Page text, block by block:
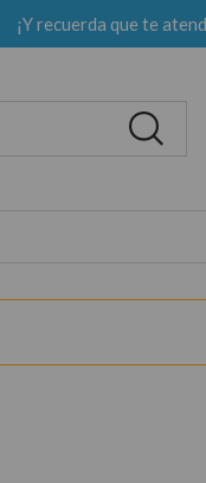
¡Y recuerda que te